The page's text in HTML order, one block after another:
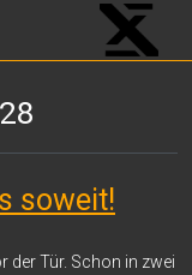
soweit!
der Tür. Schon in zwei